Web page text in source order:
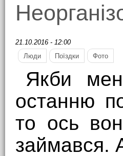
21.10.2016 - 12:00
Люди
Поїздки Фото
Якби
останню
то ось
займався.